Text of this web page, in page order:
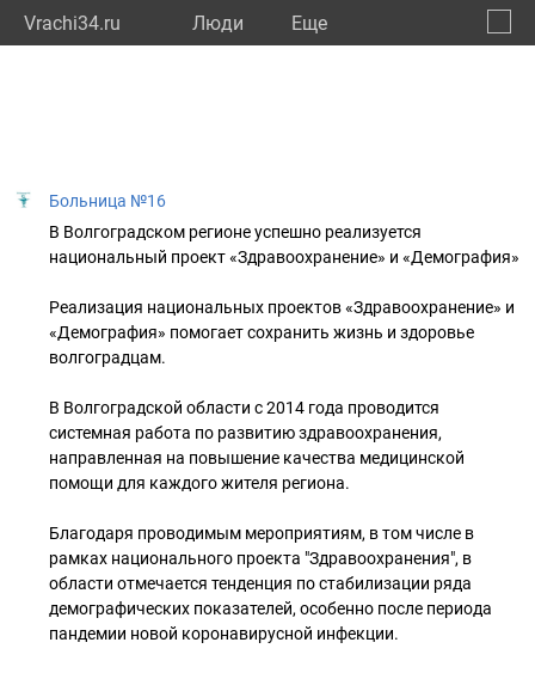
Vrachi34.ru Люди Eще
Больница №16
В Волгоградском регионе успешно реализуется
национальный проект «Здравоохранение» и «Демография»
Реализация национальных проектов «Здравоохранение» и
«Демография» помогает сохранить жизнь и здоровье
волгоградцам.
В Волгоградской области с 2014 года проводится
системная работа по развитию здравоохранения,
направленная на повышение качества медицинской
помощи для каждого жителя региона.
Благодаря проводимым мероприятиям, в том числе в
рамках национального проекта "Здравоохранения", в
области отмечается тенденция по стабилизации ряда
демографических показателей, особенно после периода
пандемии новой коронавирусной инфекции.